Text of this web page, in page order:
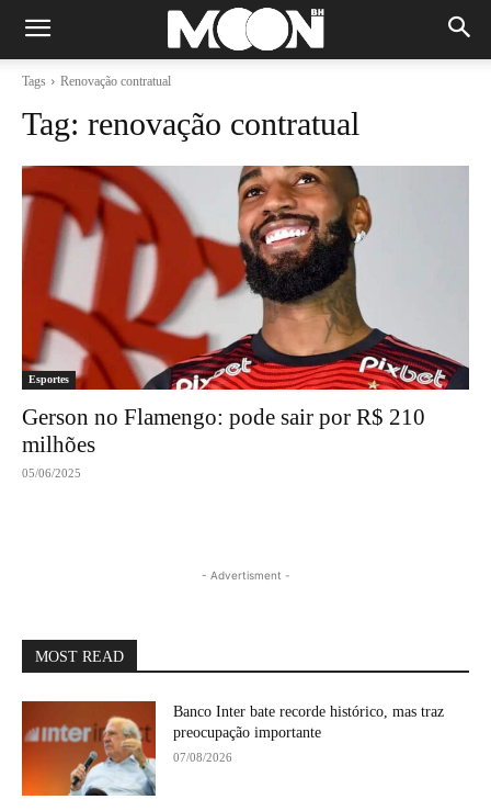
Tags Renovação contratual
Tag: renovação contratual
Esportes
Gerson no Flamengo: pode sair por R$ 210
milhões
05/06/2025
- Advertisment -
MOST READ
Banco Inter bate recorde histórico, mas traz
preocupação importante
07/08/2026